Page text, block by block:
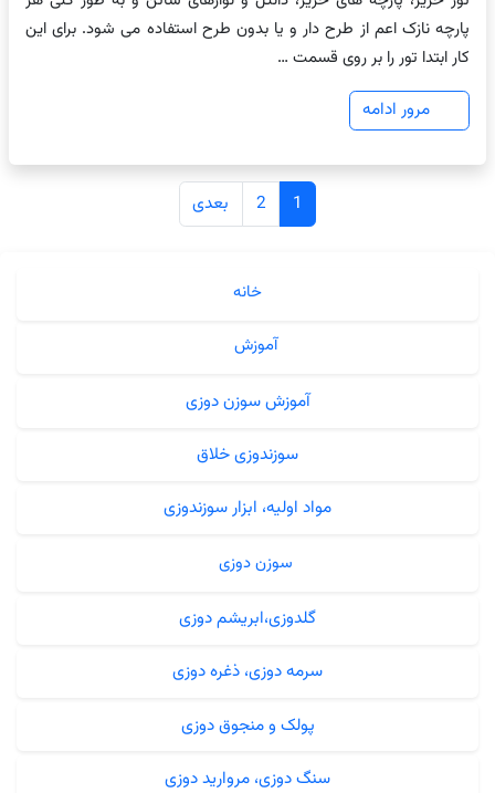
پارچه نازک اعم از طرح دار و یا بدون طرح استفاده می شود. برای این
کار ابتدا تور را بر روی قسمت …
مرور ادامه
1
2 بعدی
خانه
آموزش
آموزش سوزن دوزی
سوزندوزی خلاق
مواد اولیه، ابزار سوزندوزی
سوزن دوزی
گلدوزی،ابریشم دوزی
سرمه دوزی، ذغره دوزی
پولک و منجوق دوزی
سنگ دوزی، مروارید دوزی